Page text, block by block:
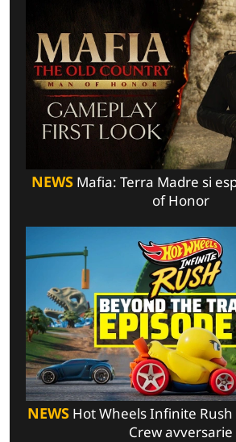
NEWS Mafia: Terra Madre si
of Honor
NEWS Hot Wheels Infinite
Crew avversarie